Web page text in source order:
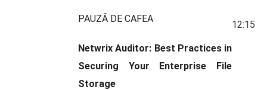
PAUZĂ DE CAFEA
12:15
Netwrix Auditor: Best Practices in
Securing Your Enterprise File
Storage